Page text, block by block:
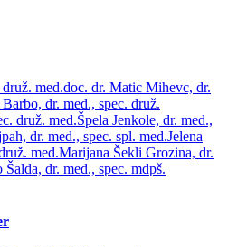
med.doc. dr. Matic Mihevc, dr.
dr. med., spec. druž.
druž. med.Špela Jenkole, dr. med.,
dr. med., spec. spl. med.Jelena
med.Marijana Šekli Grozina, dr.
Šalda, dr. med., spec. mdpš.